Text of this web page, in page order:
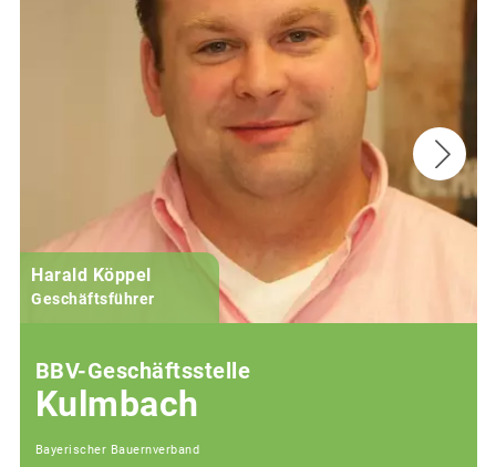
Harald Köppel
Geschäftsführer
BBV-Geschäftsstelle
Kulmbach
Bayerischer Bauernverband